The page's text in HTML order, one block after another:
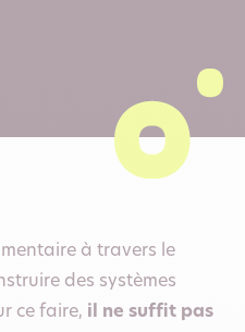
à travers le
des systèmes
ce faire, il ne suffit pas